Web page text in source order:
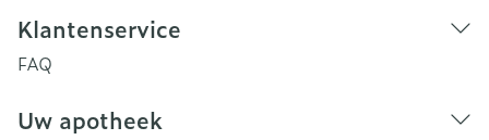
Klantenservice
FAQ
Uw apotheek